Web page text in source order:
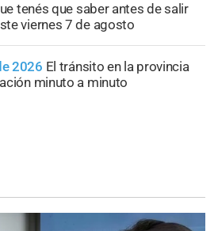
tenés que saber antes de salir
viernes 7 de agosto
2026 El tránsito en la provincia
minuto a minuto